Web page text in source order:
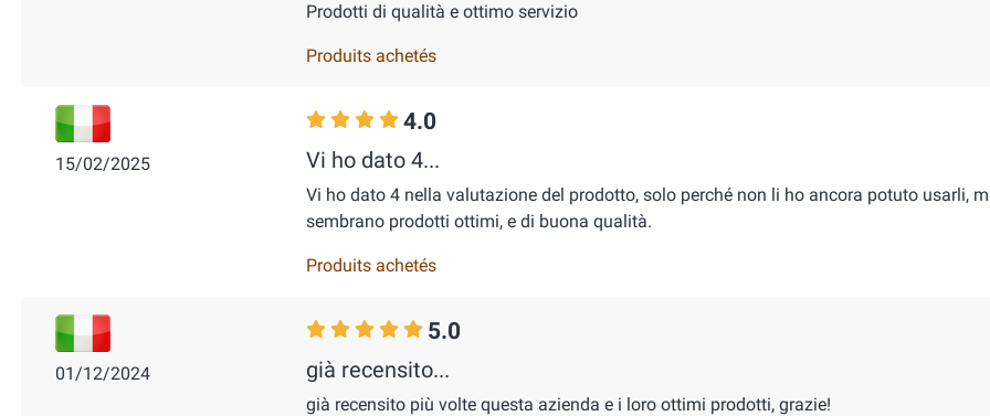
Prodotti di qualità e ottimo servizio
Produits achetés
15/02/2025
4.0
Vi ho dato 4...
Vi ho dato 4 nella valutazione del prodotto, solo perché non li ho ancora potuto usarli,
sembrano prodotti ottimi, e di buona qualità.
Produits achetés
01/12/2024
5.0
già recensito...
già recensito più volte questa azienda e i loro ottimi prodotti, grazie!